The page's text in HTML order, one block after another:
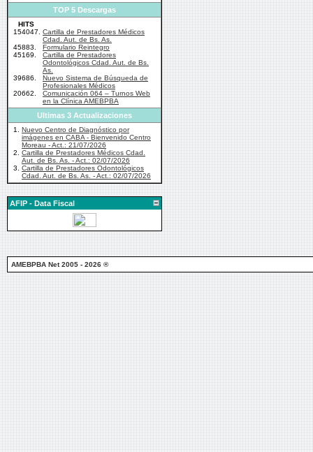
TOP 5 Descargas
HITS
154047.
Cartilla de Prestadores Médicos
Cdad. Aut. de Bs. As.
45883.
Formulario Reintegro
45169.
Cartilla de Prestadores
Odontológicos Cdad. Aut. de Bs.
As.
39686.
Nuevo Sistema de Búsqueda de
Profesionales Médicos
20662.
Comunicación 064 – Turnos Web
en la Clínica AMEBPBA
Ultimas 3 Actualizaciones
1.
Nuevo Centro de Diagnóstico por
imágenes en CABA - Bienvenido Centro
Moreau - Act.: 21/07/2026
2.
Cartilla de Prestadores Médicos Cdad.
Aut. de Bs. As. - Act.: 02/07/2026
3.
Cartilla de Prestadores Odontológicos
Cdad. Aut. de Bs. As. - Act.: 02/07/2026
AFIP - Data Fiscal
AMEBPBA Net 2005 - 2026 ®